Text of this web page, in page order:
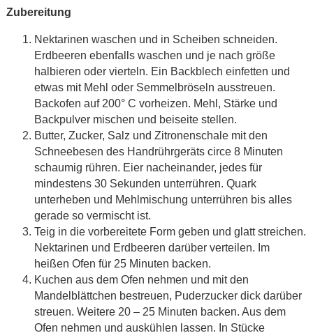
Zubereitung
Nektarinen waschen und in Scheiben schneiden.
Erdbeeren ebenfalls waschen und je nach größe
halbieren oder vierteln. Ein Backblech einfetten und
etwas mit Mehl oder Semmelbröseln ausstreuen.
Backofen auf 200° C vorheizen. Mehl, Stärke und
Backpulver mischen und beiseite stellen.
Butter, Zucker, Salz und Zitronenschale mit den
Schneebesen des Handrührgeräts circe 8 Minuten
schaumig rühren. Eier nacheinander, jedes für
mindestens 30 Sekunden unterrühren. Quark
unterheben und Mehlmischung unterrühren bis alles
gerade so vermischt ist.
Teig in die vorbereitete Form geben und glatt streichen.
Nektarinen und Erdbeeren darüber verteilen. Im
heißen Ofen für 25 Minuten backen.
Kuchen aus dem Ofen nehmen und mit den
Mandelblättchen bestreuen, Puderzucker dick darüber
streuen. Weitere 20 – 25 Minuten backen. Aus dem
Ofen nehmen und auskühlen lassen. In Stücke